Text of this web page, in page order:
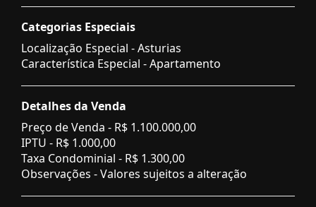
Categorias Especiais
Localização Especial - Asturias
Característica Especial - Apartamento
Detalhes da Venda
Preço de Venda - R$ 1.100.000,00
IPTU - R$ 1.000,00
Taxa Condominial - R$ 1.300,00
Observações - Valores sujeitos a alteração